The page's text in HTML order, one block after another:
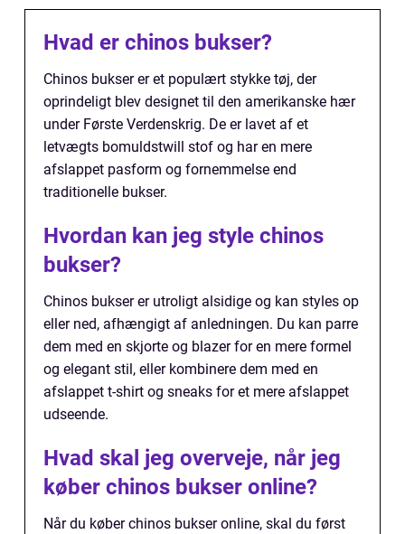
Hvad er chinos bukser?
Chinos bukser er et populært stykke tøj, der
oprindeligt blev designet til den amerikanske hær
under Første Verdenskrig. De er lavet af et
letvægts bomuldstwill stof og har en mere
afslappet pasform og fornemmelse end
traditionelle bukser.
Hvordan kan jeg style chinos
bukser?
Chinos bukser er utroligt alsidige og kan styles op
eller ned, afhængigt af anledningen. Du kan parre
dem med en skjorte og blazer for en mere formel
og elegant stil, eller kombinere dem med en
afslappet t-shirt og sneaks for et mere afslappet
udseende.
Hvad skal jeg overveje, når jeg
køber chinos bukser online?
Når du køber chinos bukser online, skal du først